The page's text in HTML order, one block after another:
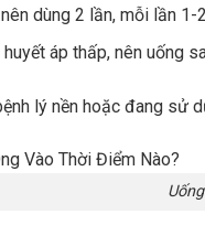
dùng 2 lần, mỗi lần
áp thấp, nên uống
lý nền hoặc đang sử